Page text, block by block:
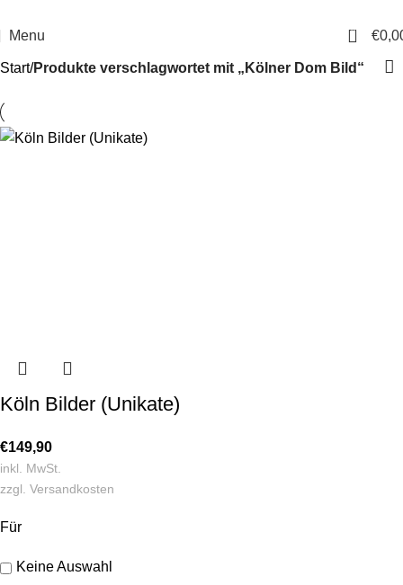
Menu 0 €
Für
Keine Auswahl
Start Produkte verschlagwortet mit „Kölner Dom Bild“
Köln Bilder (Unikate)
€149,90
inkl. MwSt.
zzgl. Versandkosten